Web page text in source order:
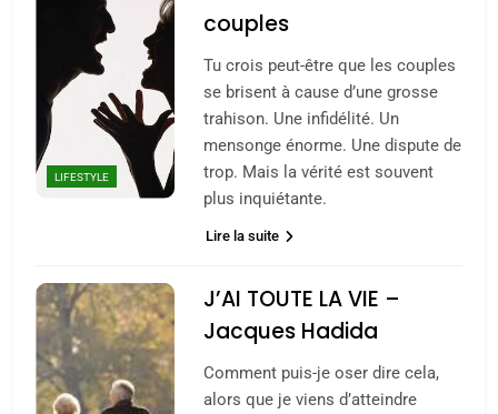
LIFESTYLE
couples
Tu crois peut-être que les couples
se brisent à cause d’une grosse
trahison. Une infidélité. Un
mensonge énorme. Une dispute de
trop. Mais la vérité est souvent
plus inquiétante.
Lire la suite
J’AI TOUTE LA VIE –
Jacques Hadida
Comment puis-je oser dire cela,
alors que je viens d’atteindre